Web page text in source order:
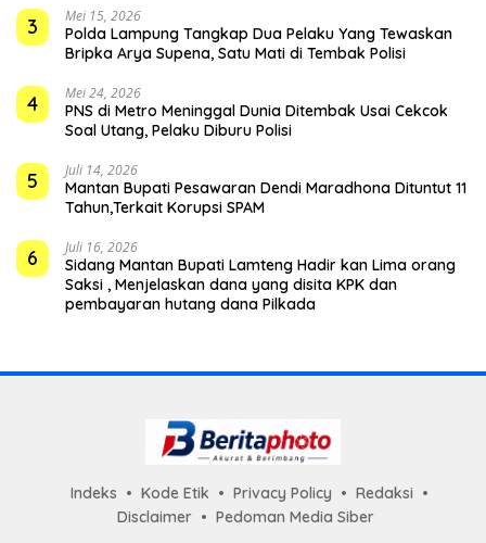
3 Mei 15, 2026
Polda Lampung Tangkap Dua Pelaku Yang Tewaskan
Bripka Arya Supena, Satu Mati di Tembak Polisi
4 Mei 24, 2026
PNS di Metro Meninggal Dunia Ditembak Usai Cekcok
Soal Utang, Pelaku Diburu Polisi
5 Juli 14, 2026
Mantan Bupati Pesawaran Dendi Maradhona Dituntut 11
Tahun,Terkait Korupsi SPAM
6 Juli 16, 2026
Sidang Mantan Bupati Lamteng Hadir kan Lima orang
Saksi , Menjelaskan dana yang disita KPK dan
pembayaran hutang dana Pilkada
Indeks Kode Etik Privacy Policy
Redaksi
Disclaimer
Pedoman Media Siber